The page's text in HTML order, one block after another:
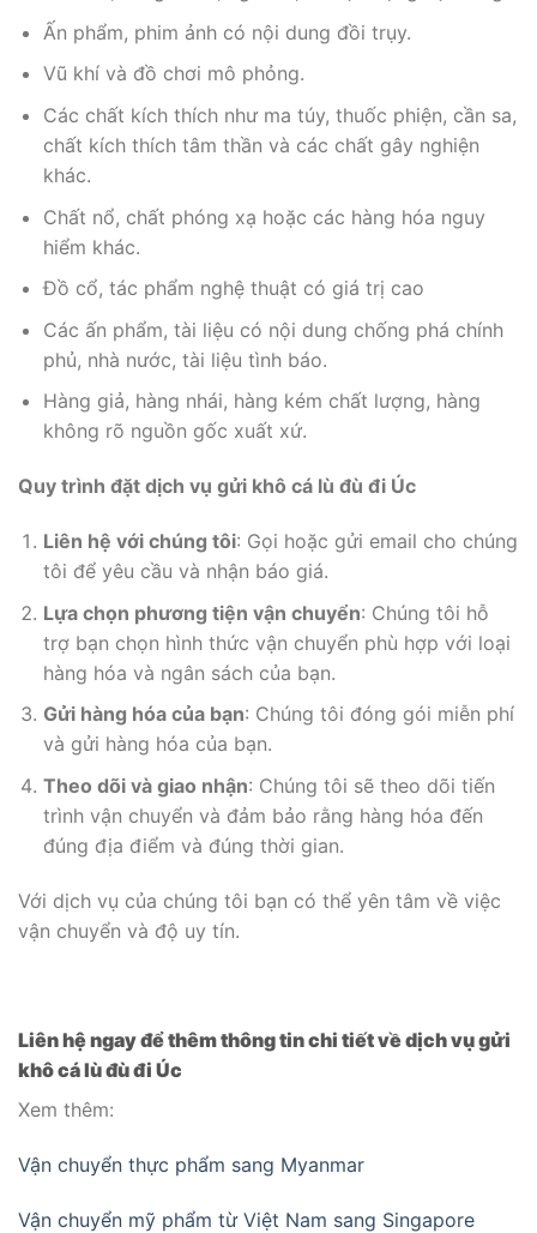
Ấn phẩm, phim ảnh có nội dung đồi trụy.
Vũ khí và đồ chơi mô phỏng.
Các chất kích thích như ma túy, thuốc phiện, cần sa,
chất kích thích tâm thần và các chất gây nghiện
khác.
Chất nổ, chất phóng xạ hoặc các hàng hóa nguy
hiểm khác.
Đồ cổ, tác phẩm nghệ thuật có giá trị cao
Các ấn phẩm, tài liệu có nội dung chống phá chính
phủ, nhà nước, tài liệu tình báo.
Hàng giả, hàng nhái, hàng kém chất lượng, hàng
không rõ nguồn gốc xuất xứ.
Quy trình đặt dịch vụ gửi khô cá lù đù đi Úc
Liên hệ với chúng tôi: Gọi hoặc gửi email cho chúng
tôi để yêu cầu và nhận báo giá.
Lựa chọn phương tiện vận chuyển: Chúng tôi hỗ
trợ bạn chọn hình thức vận chuyển phù hợp với loại
hàng hóa và ngân sách của bạn.
Gửi hàng hóa của bạn: Chúng tôi đóng gói miễn phí
và gửi hàng hóa của bạn.
Theo dõi và giao nhận: Chúng tôi sẽ theo dõi tiến
trình vận chuyển và đảm bảo rằng hàng hóa đến
đúng địa điểm và đúng thời gian.
Với dịch vụ của chúng tôi bạn có thể yên tâm về việc
vận chuyển và độ uy tín.
Liên hệ ngay để thêm thông tin chi tiết về dịch vụ gửi
khô cá lù đù đi Úc
Xem thêm:
Vận chuyển thực phẩm sang Myanmar
Vận chuyển mỹ phẩm từ Việt Nam sang Singapore